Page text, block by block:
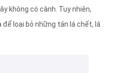
không có cành. Tuy nhiên,
loại bỏ những tán lá chết, lá